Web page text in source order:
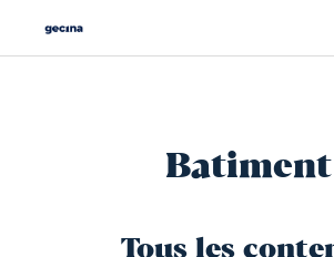
Batiment
Tous les